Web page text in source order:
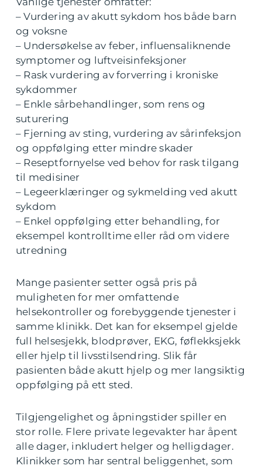
– Vurdering av akutt sykdom hos både barn
og voksne
– Undersøkelse av feber, influensaliknende
symptomer og luftveisinfeksjoner
– Rask vurdering av forverring i kroniske
sykdommer
– Enkle sårbehandlinger, som rens og
suturering
– Fjerning av sting, vurdering av sårinfeksjon
og oppfølging etter mindre skader
– Reseptfornyelse ved behov for rask tilgang
til medisiner
– Legeerklæringer og sykmelding ved akutt
sykdom
– Enkel oppfølging etter behandling, for
eksempel kontrolltime eller råd om videre
utredning
Mange pasienter setter også pris på
muligheten for mer omfattende
helsekontroller og forebyggende tjenester i
samme klinikk. Det kan for eksempel gjelde
full helsesjekk, blodprøver, EKG, føflekksjekk
eller hjelp til livsstilsendring. Slik får
pasienten både akutt hjelp og mer langsiktig
oppfølging på ett sted.
Tilgjengelighet og åpningstider spiller en
stor rolle. Flere private legevakter har åpent
alle dager, inkludert helger og helligdager.
Klinikker som har sentral beliggenhet, som